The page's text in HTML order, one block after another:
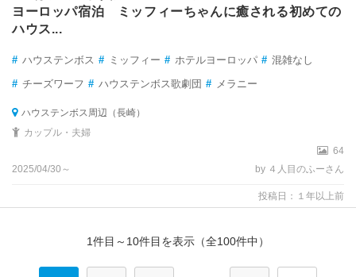
ヨーロッパ宿泊 ミッフィーちゃんに癒される初めての
ハウス...
# ハウステンボス # ミッフィー # ホテルヨーロッパ # 混雑なし
# チーズワーフ # ハウステンボス歌劇団 # メラニー
ハウステンボス周辺（長崎）
カップル・夫婦
64
2025/04/30～
by ４人目のふーさん
投稿日：１年以上前
1件目～10件目を表示（全100件中）